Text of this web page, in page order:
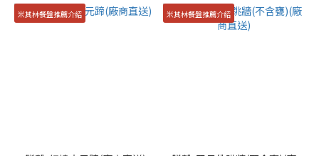
米其林餐盤推薦介紹 米其林餐盤推薦介紹